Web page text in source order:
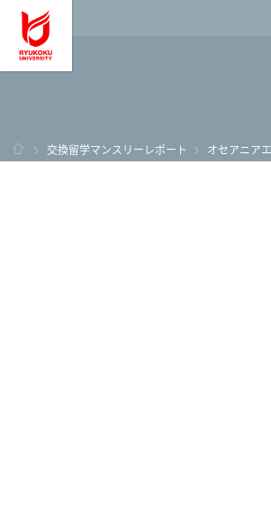
龍谷
ホーム
交換留学マンスリーレポート オセアニア